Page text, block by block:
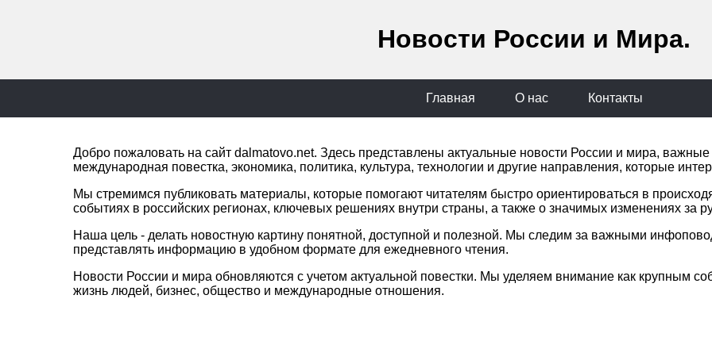
Новости России и Мира.
Главная О нас Контакты
Добро пожаловать на сайт dalmatovo.net. Здесь представлены актуальные новости России и мира,
международная повестка, экономика, политика, культура, технологии и другие направления, которые
Мы стремимся публиковать материалы, которые помогают читателям быстро ориентироваться в
событиях в российских регионах, ключевых решениях внутри страны, а также о значимых изменениях за
Наша цель - делать новостную картину понятной, доступной и полезной. Мы следим за важными
представлять информацию в удобном формате для ежедневного чтения.
Новости России и мира обновляются с учетом актуальной повестки. Мы уделяем внимание как крупным
жизнь людей, бизнес, общество и международные отношения.